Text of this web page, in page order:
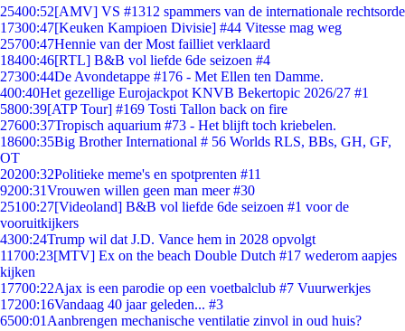
25400:52[AMV] VS #1312 spammers van de internationale rechtsorde
17300:47[Keuken Kampioen Divisie] #44 Vitesse mag weg
25700:47Hennie van der Most failliet verklaard
18400:46[RTL] B&B vol liefde 6de seizoen #4
27300:44De Avondetappe #176 - Met Ellen ten Damme.
400:40Het gezellige Eurojackpot KNVB Bekertopic 2026/27 #1
5800:39[ATP Tour] #169 Tosti Tallon back on fire
27600:37Tropisch aquarium #73 - Het blijft toch kriebelen.
18600:35Big Brother International # 56 Worlds RLS, BBs, GH, GF,
OT
20200:32Politieke meme's en spotprenten #11
9200:31Vrouwen willen geen man meer #30
25100:27[Videoland] B&B vol liefde 6de seizoen #1 voor de
vooruitkijkers
4300:24Trump wil dat J.D. Vance hem in 2028 opvolgt
11700:23[MTV] Ex on the beach Double Dutch #17 wederom aapjes
kijken
17700:22Ajax is een parodie op een voetbalclub #7 Vuurwerkjes
17200:16Vandaag 40 jaar geleden... #3
6500:01 Aanbrengen mechanische ventilatie zinvol in oud huis?